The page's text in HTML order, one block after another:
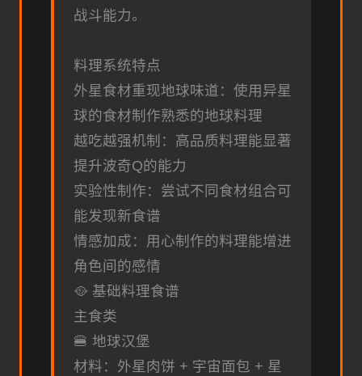
战斗能力。
料理系统特点
外星食材重现地球味道：使用异星
球的食材制作熟悉的地球料理
越吃越强机制：高品质料理能显著
提升波奇Q的能力
实验性制作：尝试不同食材组合可
能发现新食谱
情感加成：用心制作的料理能增进
角色间的感情
🥘 基础料理食谱
主食类
🍔 地球汉堡
材料：外星肉饼 + 宇宙面包 + 星